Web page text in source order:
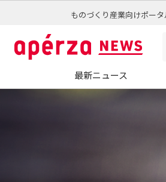
ものづくり産業向けポー
最新ニュース